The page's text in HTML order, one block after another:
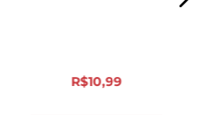
R$10,99